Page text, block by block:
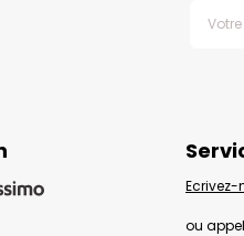
Ecrivez-
ou